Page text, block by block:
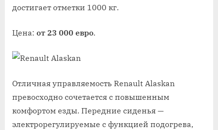
достигает отметки 1000 кг.
Цена: от 23 000 евро.
Отличная управляемость Renault Alaskan
превосходно сочетается с повышенным
комфортом езды. Передние сиденья —
электрорегулируемые с функцией подогрева,